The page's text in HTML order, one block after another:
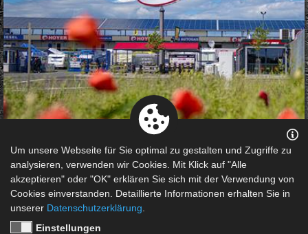
Das Arena Diner mit amerikanischen Flair lädt zum
Verweilen direkt neben dem Fahrerlager der Motorsport
Arena Oschersleben ein. Wer einen selbstgemachten
Burger oder einen frischen Salat genießen möchte ist hier
an der richtigen Stelle!
Um unsere Webseite für Sie optimal zu gestalten und Zugriffe zu
analysieren, verwenden wir Cookies. Mit Klick auf "Alle
akzeptieren" oder "OK" erklären Sie sich mit der Verwendung von
Cookies einverstanden. Detaillierte Informationen erhalten Sie in
unserer Datenschutzerklärung
Einstellungen